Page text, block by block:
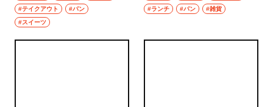
#テイクアウト
#パン
#スイーツ
#ランチ
#パン #雑貨